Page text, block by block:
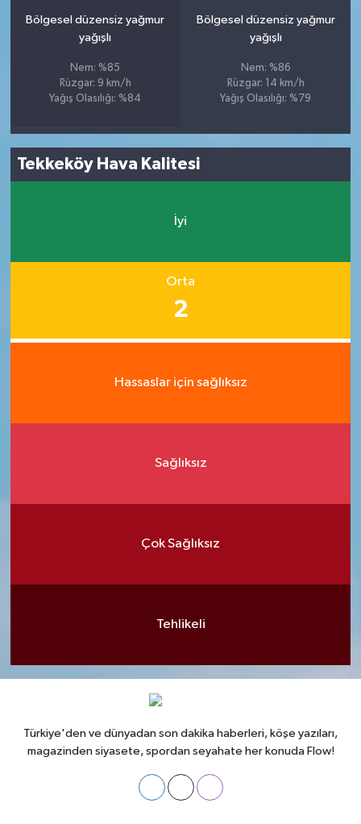
Bölgesel düzensiz yağmur
yağışlı
Nem: %85
Rüzgar: 9 km/h
Yağış Olasılığı: %84
Bölgesel düzensiz yağmur
yağışlı
Nem: %86
Rüzgar: 14 km/h
Yağış Olasılığı: %79
Tekkeköy Hava Kalitesi
İyi
Orta
2
Hassaslar için sağlıksız
Sağlıksız
Çok Sağlıksız
Tehlikeli
Türkiye'den ve dünyadan son dakika haberleri, köşe yazıları,
magazinden siyasete, spordan seyahate her konuda Flow!